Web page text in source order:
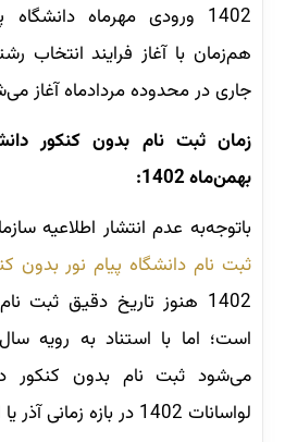
1402 ورودی مهرماه
هم‌زمان با آغاز فرایند انتخاب
جاری در محدوده مردادماه آغاز
زمان ثبت نام بدون کنکور
بهمن‌ماه 1402:
باتوجه‌به عدم انتشار
ثبت نام دانشگاه پیام نور بدون
1402 هنوز تاریخ دقیق ثبت
است؛ اما با استناد به رویه
می‌شود ثبت نام بدون کنکور
لواسانات 1402 در بازه زمانی آذر یا اوایل دی‌ماه آغاز شود.